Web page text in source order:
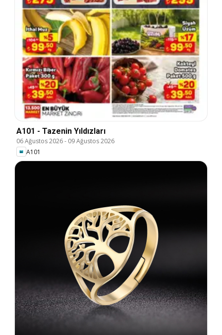
A101 - Tazenin Yıldızları
06 Ağustos 2026- 09 Ağustos 2026
A101